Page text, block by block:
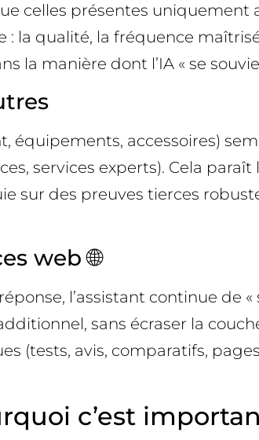
celles présentes uniquement
la qualité, la fréquence
manière dont l’IA « se
équipements, accessoires)
services experts). Cela paraît
sur des preuves tierces
web 🌐
l’assistant continue de «
sans écraser la
(tests, avis, comparatifs,
c’est